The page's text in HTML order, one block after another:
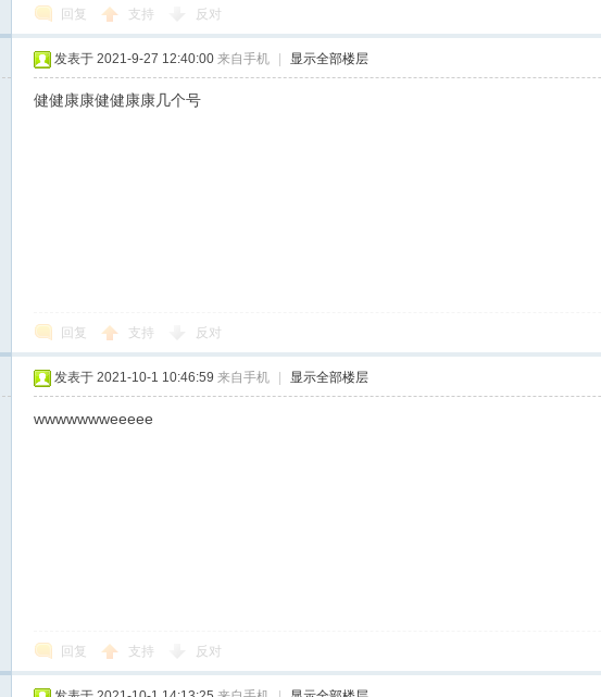
回复 支持 反对
发表于 2021-9-27 12:40:00 来自手机 显示全部楼层
健健康康健健康康几个号
回复 支持 反对
发表于 2021-10-1 10:46:59 来自手机 显示全部楼层
wwwwwwweeeee
回复 支持 反对